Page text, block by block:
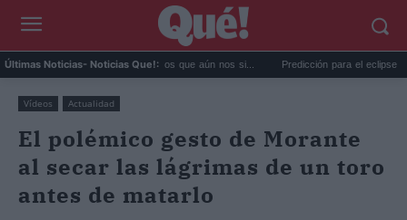
Últimas Noticias- Noticias Que!:
del mundo tan misteriosos que aún nos si... Predicción para el eclipse del 12
Vídeos Actualidad
El polémico gesto de Morante
al secar las lágrimas de un toro
antes de matarlo